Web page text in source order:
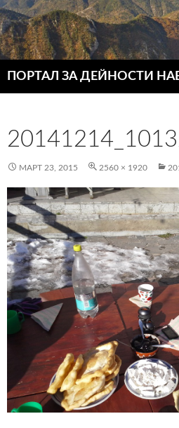
ПОРТАЛ ЗА ДЕЙНОСТИ
МАРТ 23, 2015 2560 × 1920